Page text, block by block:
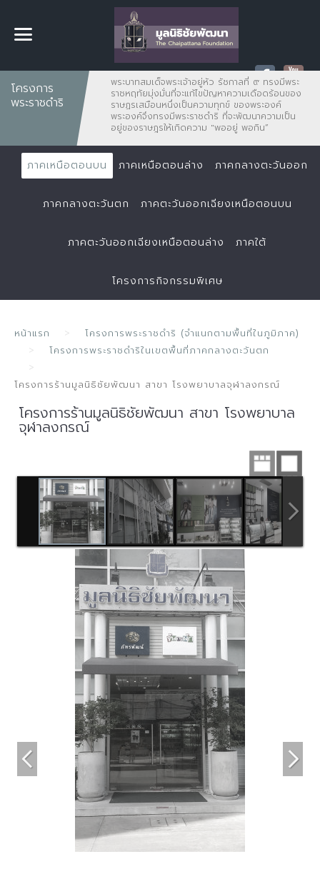
โครงการ
พระราชดำริ
พระบาทสมเด็จพระเจ้าอยู่หัว รัชกาลที่ ๙ ทรงมีพระ
ราชหฤทัยมุ่งมั่นที่จะแก้ไขปัญหาความเดือดร้อนของ
ราษฏรเสมือนหนึ่งเป็นความทุกข์ ของพระองค์
พระองค์จึงทรงมีพระราชดำริ ที่จะพัฒนาความเป็น
อยู่ของราษฎรให้เกิดความ "พออยู่ พอกิน”
ภาคเหนือตอนบน ภาคเหนือตอนล่าง ภาคกลางตะวันออก
ภาคกลางตะวันตก ภาคตะวันออกเฉียงเหนือตอนบน
ภาคตะวันออกเฉียงเหนือตอนล่าง ภาคใต้
โครงการกิจกรรมพิเศษ
หน้าแรก
โครงการพระราชดำริ (จำแนกตามพื้นที่ในภูมิภาค)
โครงการพระราชดำริในเขตพื้นที่ภาคกลางตะวันตก
โครงการร้านมูลนิธิชัยพัฒนา สาขา โรงพยาบาลจุฬาลงกรณ์
โครงการร้านมูลนิธิชัยพัฒนา สาขา โรงพยาบาล
จุฬาลงกรณ์